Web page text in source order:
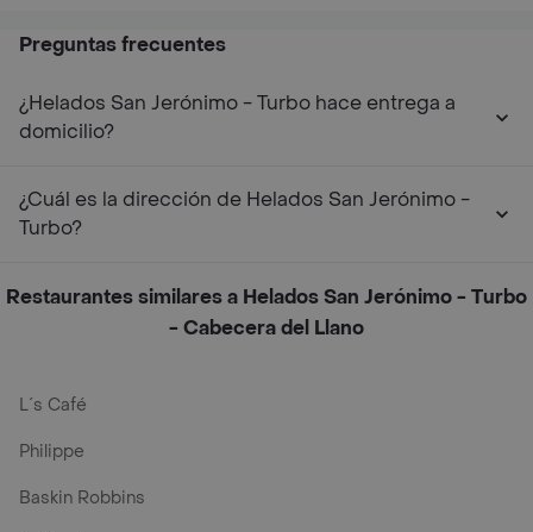
Preguntas frecuentes
¿Helados San Jerónimo - Turbo hace entrega a
domicilio?
¿Cuál es la dirección de Helados San Jerónimo -
Turbo?
Restaurantes similares a Helados San Jerónimo - Turbo
- Cabecera del Llano
L´s Café
Philippe
Baskin Robbins